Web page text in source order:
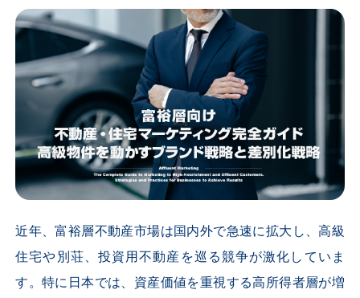
近年、富裕層不動産市場は国内外で急速に拡大し、高級
住宅や別荘、投資用不動産を巡る競争が激化していま
す。特に日本では、資産価値を重視する高所得者層が増